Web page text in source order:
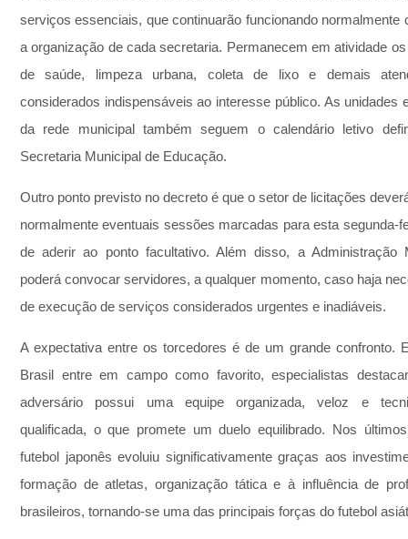
serviços essenciais, que continuarão funcionando normalmente
a organização de cada secretaria. Permanecem em atividade
de saúde, limpeza urbana, coleta de lixo e demais
considerados indispensáveis ao interesse público. As unidades
da rede municipal também seguem o calendário letivo
Secretaria Municipal de Educação.
Outro ponto previsto no decreto é que o setor de licitações
normalmente eventuais sessões marcadas para esta segunda-
de aderir ao ponto facultativo. Além disso, a Administração
poderá convocar servidores, a qualquer momento, caso haja
de execução de serviços considerados urgentes e inadiáveis.
A expectativa entre os torcedores é de um grande confronto.
Brasil entre em campo como favorito, especialistas
adversário possui uma equipe organizada, veloz e
qualificada, o que promete um duelo equilibrado. Nos
futebol japonês evoluiu significativamente graças aos
formação de atletas, organização tática e à influência de
brasileiros, tornando-se uma das principais forças do futebol